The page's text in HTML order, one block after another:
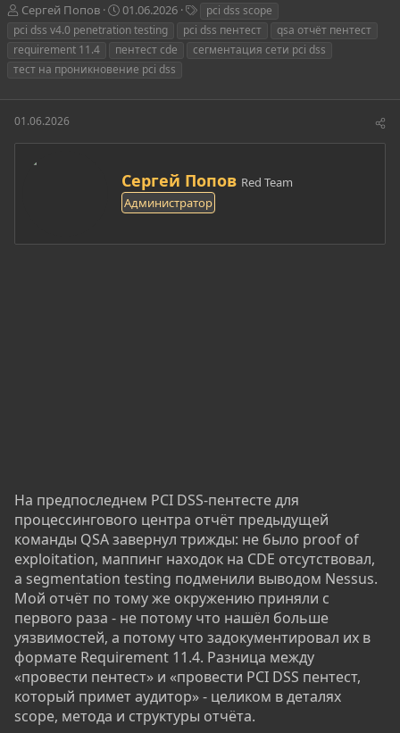
А
в
о
р
е
м
Сергей Попов
Д
а
а
н
ч
01.06.2026
е
и
pci dss scope
pci dss v4.0 penetration testing
pci dss пентест
qsa отчёт пентест
requirement 11.4
пентест cde
сегментация сети pci dss
тест на проникновение pci dss
01.06.2026
А
в
т
р
Сергей Попов Red Team
Администратор
На предпоследнем PCI DSS-пентесте для
процессингового центра отчёт предыдущей
команды QSA завернул трижды: не было proof of
exploitation, маппинг находок на CDE отсутствовал,
а segmentation testing подменили выводом Nessus.
Мой отчёт по тому же окружению приняли с
первого раза - не потому что нашёл больше
уязвимостей, а потому что задокументировал их в
формате Requirement 11.4. Разница между
«провести пентест» и «провести PCI DSS пентест,
который примет аудитор» - целиком в деталях
scope, метода и структуры отчёта.